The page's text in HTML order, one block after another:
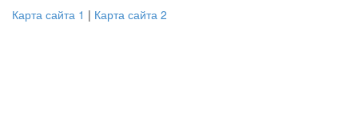
Карта сайта 1 | Карта сайта 2